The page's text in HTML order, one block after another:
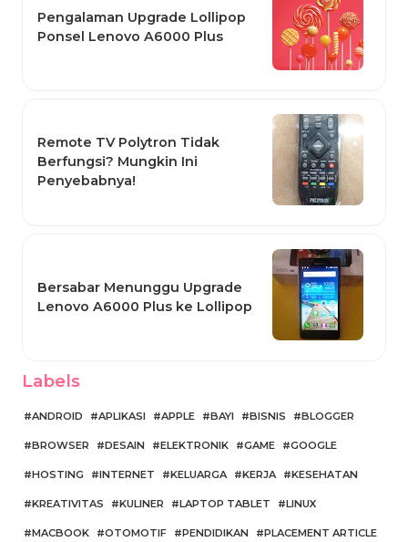
Pengalaman Upgrade Lollipop
Ponsel Lenovo A6000 Plus
Remote TV Polytron Tidak
Berfungsi? Mungkin Ini
Penyebabnya!
Bersabar Menunggu Upgrade
Lenovo A6000 Plus ke Lollipop
Labels
ANDROID APLIKASI APPLE BAYI BISNIS BLOGGER
BROWSER DESAIN ELEKTRONIK GAME GOOGLE
HOSTING INTERNET KELUARGA KERJA KESEHATAN
KREATIVITAS KULINER LAPTOP TABLET LINUX
MACBOOK OTOMOTIF PENDIDIKAN PLACEMENT ARTICLE